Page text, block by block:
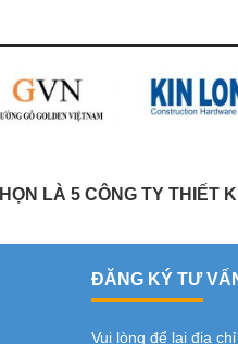
LÀ 5 CÔNG TY THIẾT
ĐĂNG KÝ TƯ
Vui lòng để lại địa